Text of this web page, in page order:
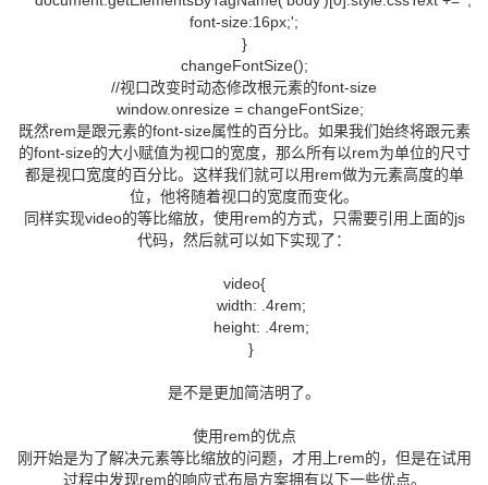
font-size:16px;';
}
changeFontSize();
//视口改变时动态修改根元素的font-size
window.onresize = changeFontSize;
既然rem是跟元素的font-size属性的百分比。如果我们始终将跟元素
的font-size的大小赋值为视口的宽度，那么所有以rem为单位的尺寸
都是视口宽度的百分比。这样我们就可以用rem做为元素高度的单
位，他将随着视口的宽度而变化。
同样实现video的等比缩放，使用rem的方式，只需要引用上面的js
代码，然后就可以如下实现了：
video{
width: .4rem;
height: .4rem;
}
是不是更加简洁明了。
使用rem的优点
刚开始是为了解决元素等比缩放的问题，才用上rem的，但是在试用
过程中发现rem的响应式布局方案拥有以下一些优点。